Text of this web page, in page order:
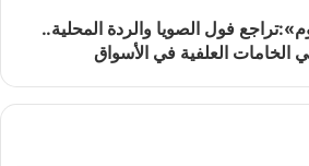
فول الصويا والردة المحلية..
الخامات العلفية في الأسواق